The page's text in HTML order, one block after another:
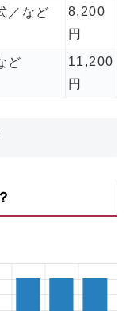
／など
8,200
円
ど
11,200
円